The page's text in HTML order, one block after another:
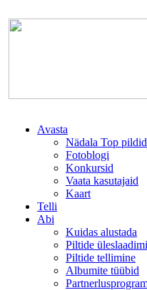
Avasta
Nädala Top pildid
Fotoblogi
Konkursid
Vaata kasutajaid
Kaart
Telli
Abi
Kuidas alustada
Piltide
Piltide tellimine
Albumite tüübid